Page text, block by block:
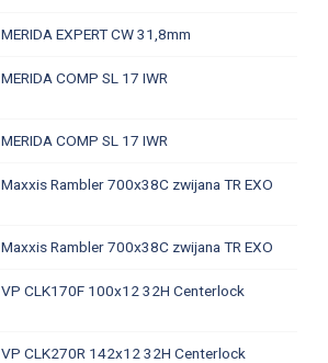
MERIDA EXPERT CW 31,8mm
MERIDA COMP SL 17 IWR
MERIDA COMP SL 17 IWR
Maxxis Rambler 700x38C zwijana TR EXO
Maxxis Rambler 700x38C zwijana TR EXO
VP CLK170F 100x12 32H Centerlock
VP CLK270R 142x12 32H Centerlock